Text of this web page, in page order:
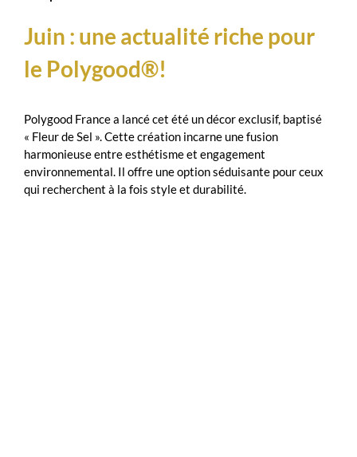
Juin : une actualité riche pour
le Polygood®!
Polygood France a lancé cet été un décor exclusif, baptisé
« Fleur de Sel ». Cette création incarne une fusion
harmonieuse entre esthétisme et engagement
environnemental. Il offre une option séduisante pour ceux
qui recherchent à la fois style et durabilité.